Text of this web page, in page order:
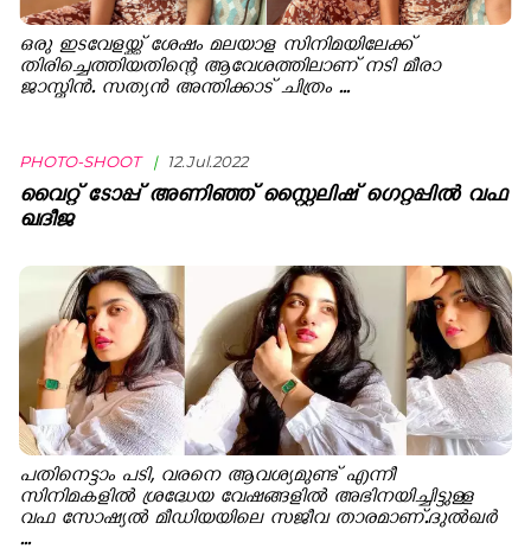
ഒരു ഇടവേളയ്ക്ക് ശേഷം മലയാള സിനിമയിലേക്ക്
തിരിച്ചെത്തിയതിന്റെ ആവേശത്തിലാണ് നടി മീരാ
ജാസ്മിന്‍. സത്യന്‍ അന്തിക്കാട് ചിത്രം ...
PHOTO-SHOOT | 12.Jul.2022
വൈറ്റ് ടോപ്പ് അണിഞ്ഞ് സ്റ്റൈലിഷ് ഗെറ്റപ്പിൽ വഫ
ഖദീജ
പതിനെട്ടാം പടി, വരനെ ആവശ്യമുണ്ട് എന്നീ
സിനിമകളിൽ ശ്രദ്ധേയ വേഷങ്ങളിൽ അഭിനയിച്ചിട്ടുള്ള
വഫ സോഷ്യൽ മീഡിയയിലെ സജീവ താരമാണ്.ദുൽഖർ
...